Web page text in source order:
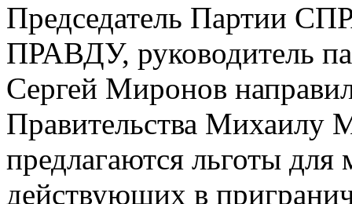
Председатель Партии
ПРАВДУ, руководитель
Сергей Миронов
Правительства Михаилу
предлагаются льготы
действующих в